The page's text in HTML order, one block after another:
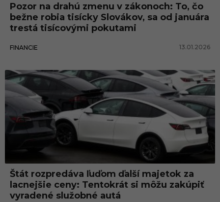
Pozor na drahú zmenu v zákonoch: To, čo
bežne robia tisícky Slovákov, sa od januára
trestá tisícovými pokutami
FINANCIE 13.01.2026
Štát rozpredáva ľuďom ďalší majetok za
lacnejšie ceny: Tentokrát si môžu zakúpiť
vyradené služobné autá